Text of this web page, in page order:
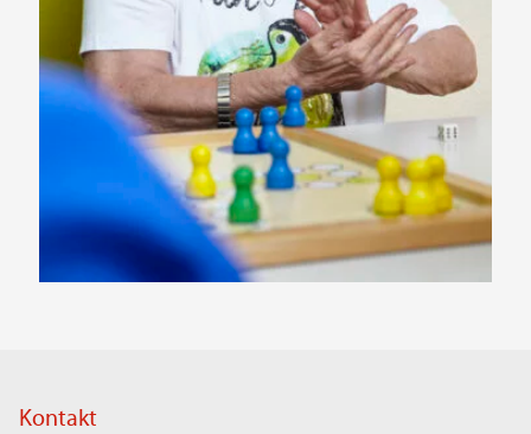
Kontakt